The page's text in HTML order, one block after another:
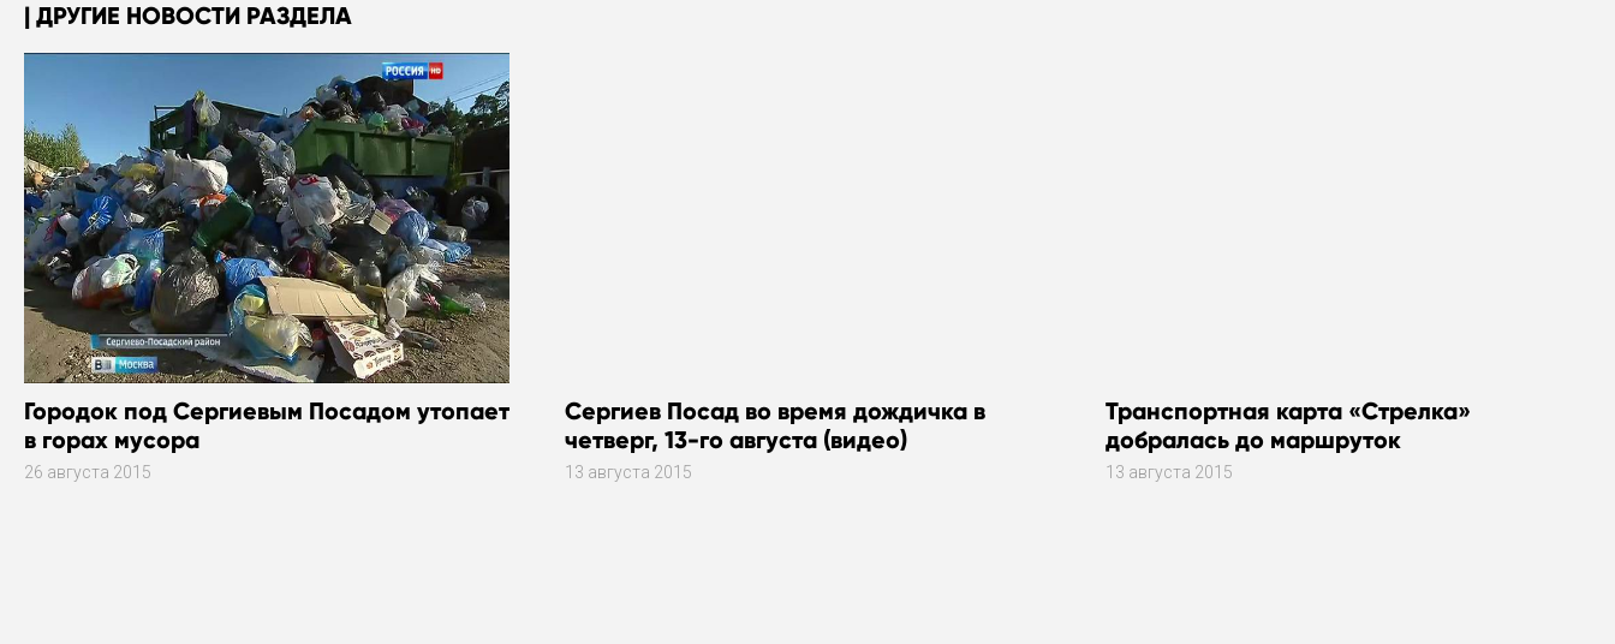
ДРУГИЕ НОВОСТИ РАЗДЕЛА
Городок под Сергиевым Посадом утопает
в горах мусора
26 августа 2015
Сергиев Посад во время дождичка в
четверг, 13-го августа (видео)
13 августа 2015
Транспортная карта «Стрелка»
добралась до маршруток
13 августа 2015